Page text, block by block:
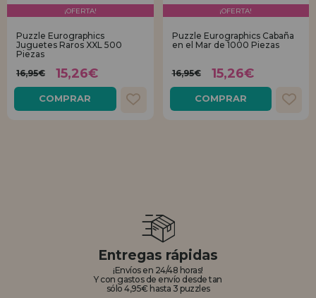
LIQUIDACIONES
INFORMACIÓN
955 333 133
Quiero registrarme como
nuevo cliente
Al crear una cuenta en casadelpuzzle.com podrás realizar tus compras
rápidamente en nuestra tienda virtual, revisar el estado de tus pedidos
y consultar tus operaciones anteriores.
¡Adelante! Te estábamos esperando.
nuevo distribuidor
¿Eres Profesional o Empresa?. ¿Quieres vender en tu negocio
nuestros productos?. Regístrate como distribuidor y conoce nuestras
condiciones de ventas con descuentos especiales para la distribución.
¡OFERTA!
Puzzle Eurographics
Juguetes Raros XXL 500
Piezas
16,95€
15,26€
COMPRAR
¡OFERTA!
Puzzle Eurographics Cabaña
en el Mar de 1000 Piezas
16,95€ 15,26€
COMPRAR
Entregas rápidas
¡Envíos en 24/48 horas!
Y con gastos de envío desde tan
sólo 4,95€ hasta 3 puzzles